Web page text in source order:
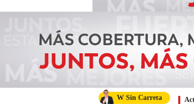
W Sin Carreta